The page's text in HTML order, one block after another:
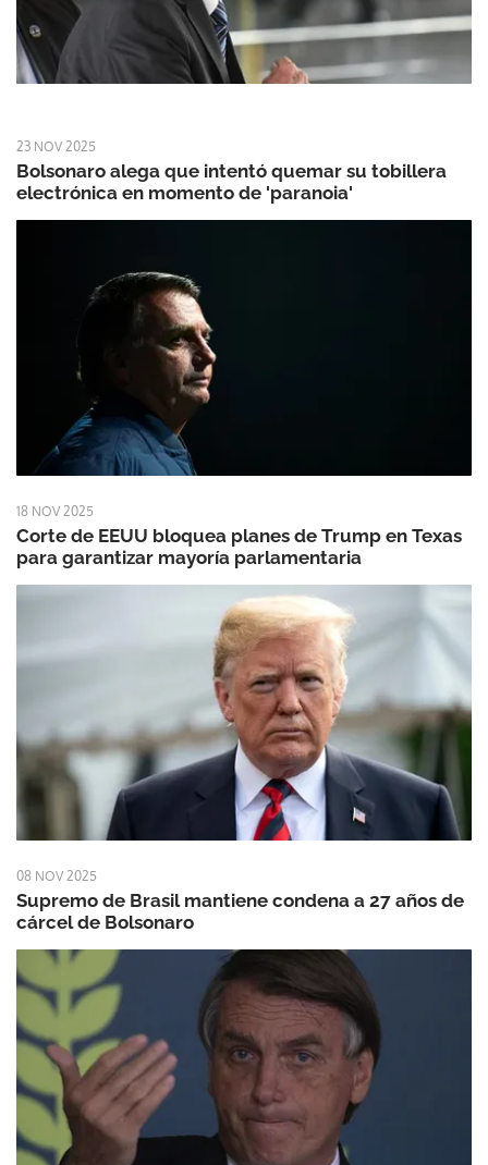
23 NOV 2025
Bolsonaro alega que intentó quemar su tobillera
electrónica en momento de 'paranoia'
18 NOV 2025
Corte de EEUU bloquea planes de Trump en Texas
para garantizar mayoría parlamentaria
08 NOV 2025
Supremo de Brasil mantiene condena a 27 años de
cárcel de Bolsonaro